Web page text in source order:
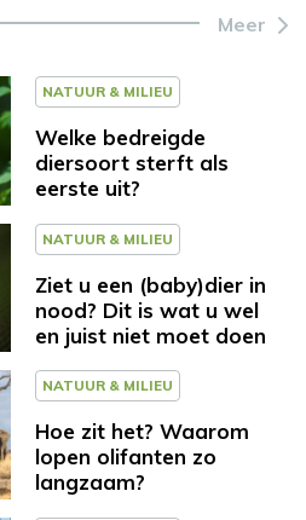
Meer
NATUUR & MILIEU
Welke bedreigde
diersoort sterft als
eerste uit?
NATUUR & MILIEU
Ziet u een (baby)dier in
nood? Dit is wat u wel
en juist niet moet doen
NATUUR & MILIEU
Hoe zit het? Waarom
lopen olifanten zo
langzaam?